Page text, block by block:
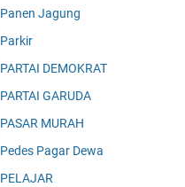
Panen Jagung
Parkir
PARTAI DEMOKRAT
PARTAI GARUDA
PASAR MURAH
Pedes Pagar Dewa
PELAJAR